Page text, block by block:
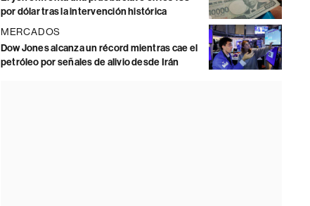
por dólar tras la intervención histórica
MERCADOS
Dow Jones alcanza un récord mientras cae el
petróleo por señales de alivio desde Irán